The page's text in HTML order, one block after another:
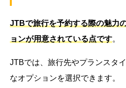
JTBで旅行を予約する際の魅力
ョンが用意されている点です。
JTBでは、旅行先やプランスタ
なオプションを選択できます。